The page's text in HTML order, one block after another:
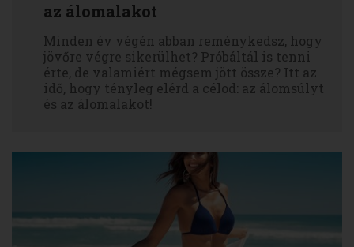
az álomalakot
Minden év végén abban reménykedsz, hogy
jövőre végre sikerülhet? Próbáltál is tenni
érte, de valamiért mégsem jött össze? Itt az
idő, hogy tényleg elérd a célod: az álomsúlyt
és az álomalakot!